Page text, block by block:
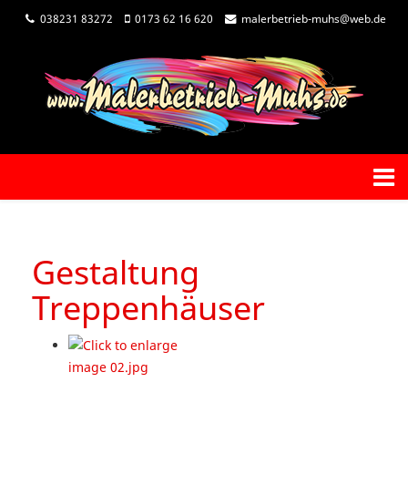
038231 83272 0173 62 16 620 malerbetrieb-muhs@web.de
Gestaltung
Treppenhäuser